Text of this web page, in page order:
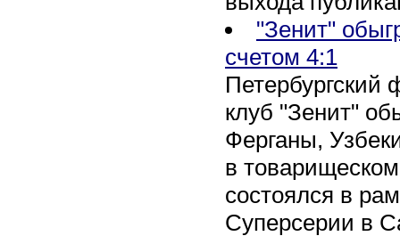
"Зенит"
счетом 4:1
Петербургский
клуб "Зенит"
Ферганы,
в
состоялся в
Суперсерии в